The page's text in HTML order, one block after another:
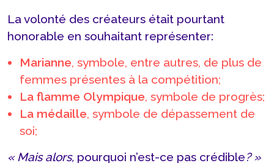
La volonté des créateurs était pourtant
honorable en souhaitant représenter:
Marianne, symbole, entre autres, de plus de
femmes présentes à la compétition;
La flamme Olympique, symbole de progrès;
La médaille, symbole de dépassement de
soi;
« Mais alors, pourquoi n’est-ce pas crédible? »